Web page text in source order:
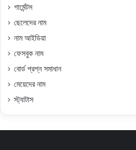
গার্মেন্টস
ছেলেদের নাম
নাম আইডিয়া
ফেসবুক নাম
বোর্ড প্রশ্ন সমাধান
মেয়েদের নাম
স্ট্যাটাস